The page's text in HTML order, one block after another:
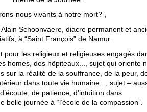
nous vivants à notre mort?”,
Schoonvaere, diacre permanent et
à “Saint François” de Namur.
pour les religieux et religieuses engagés
homes, des hôpiteaux..., sujet qui oriente
sur la réalité de la souffrance, de la peur,
dans toute vie humaine..., sujet –
de patience, d’intuition dans
belle journée à “l’école de la compassion”.